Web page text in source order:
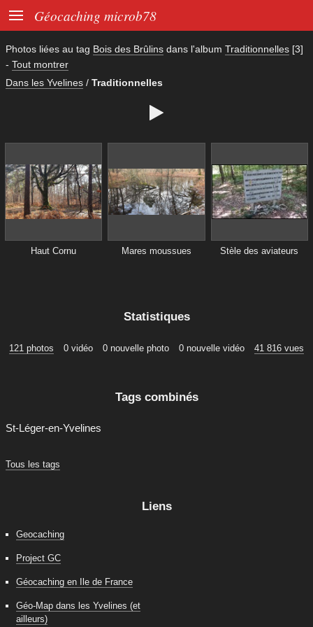
 Géocaching microb78
Photos liées au tag Bois des Brûlins dans l'album Traditionnelles [3]
- Tout montrer
Dans les Yvelines / Traditionnelles

Haut Cornu Mares moussues Stèle des aviateurs
Statistiques
121 photos 0 vidéo 0 nouvelle photo 0 nouvelle vidéo 41 816 vues
Tags combinés
St-Léger-en-Yvelines
Tous les tags
Liens
Geocaching
Project GC
Géocaching en Ile de France
Géo-Map dans les Yvelines (et
ailleurs)